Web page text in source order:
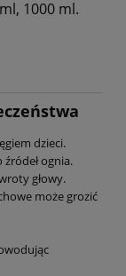
1000 ml.
dzieci.
ognia.
głowy.
może grozić